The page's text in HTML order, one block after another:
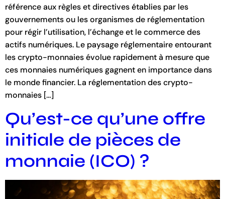
référence aux règles et directives établies par les
gouvernements ou les organismes de réglementation
pour régir l’utilisation, l’échange et le commerce des
actifs numériques. Le paysage réglementaire entourant
les crypto-monnaies évolue rapidement à mesure que
ces monnaies numériques gagnent en importance dans
le monde financier. La réglementation des crypto-
monnaies […]
Qu’est-ce qu’une offre
initiale de pièces de
monnaie (ICO) ?